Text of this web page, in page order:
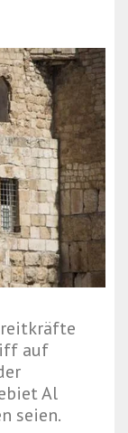
auf
Al
seien.